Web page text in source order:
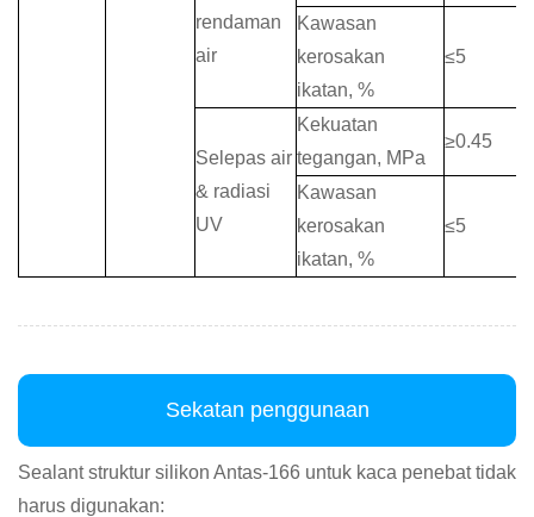
rendaman
air
Kawasan
kerosakan
ikatan, %
≤5
Selepas air
& radiasi
UV
Kekuatan
tegangan, MPa
≥0.45
Kawasan
kerosakan
ikatan, %
≤5
Sekatan penggunaan
Sealant struktur silikon Antas-166 untuk kaca penebat tidak
harus digunakan: